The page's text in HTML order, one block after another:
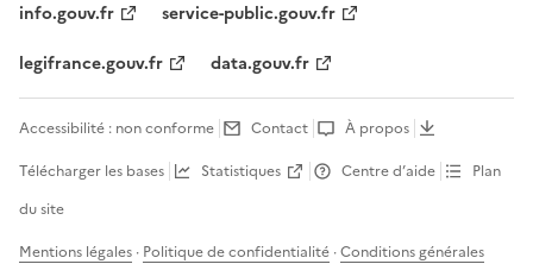
info.gouv.fr
service-public.gouv.fr
legifrance.gouv.fr
data.gouv.fr
Accessibilité : non conforme Contact
À propos
Télécharger les bases
Statistiques Centre d’aide
Plan
du site
Mentions légales · Politique de confidentialité ·Conditions générales